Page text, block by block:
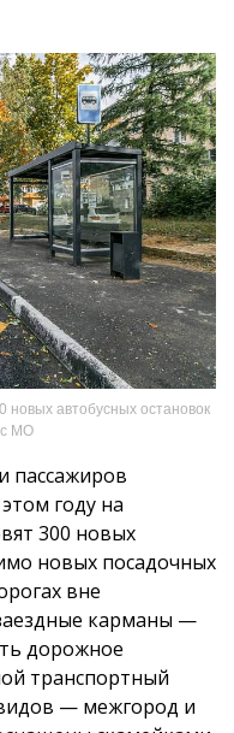
новых автобусных остановок
МО
пассажиров
году на
300 новых
новых посадочных
вне
карманы —
дорожное
транспортный
— межгород и